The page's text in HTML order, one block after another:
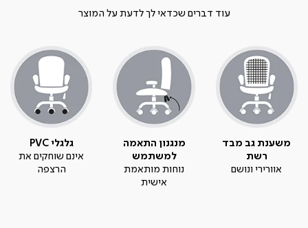
עוד דברים שכדאי לך לדעת על המוצר
משענת גב מבד
רשת
אוורירי ונושם
מנגנון התאמה
למשתמש
נוחות מותאמת
אישית
גלגלי PVC
אינם שוחקים את
הרצפה